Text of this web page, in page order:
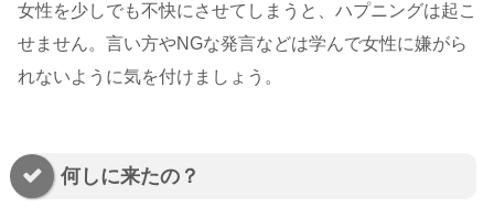
女性を少しでも不快にさせてしまうと、ハプニングは起こ
せません。言い方やNGな発言などは学んで女性に嫌がら
れないように気を付けましょう。
何しに来たの？